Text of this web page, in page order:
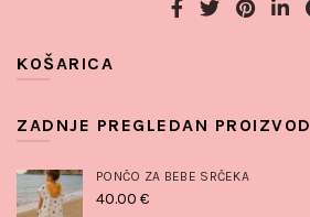
KOŠARICA
ZADNJE PREGLEDAN PROIZVOD
PONČO ZA BEBE SRČEKA
40.00 €